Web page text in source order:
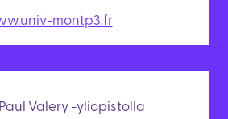
montp3.fr
Valery -yliopistolla